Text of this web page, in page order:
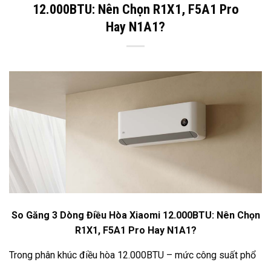
12.000BTU: Nên Chọn R1X1, F5A1 Pro
Hay N1A1?
So Găng 3 Dòng Điều Hòa Xiaomi 12.000BTU: Nên Chọn
R1X1, F5A1 Pro Hay N1A1?
Trong phân khúc điều hòa 12.000BTU – mức công suất phổ